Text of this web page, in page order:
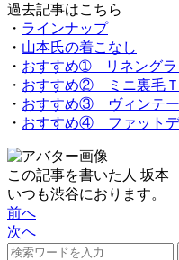
過去記事はこちら
・ ラインナップ
・ 山本氏の着こなし
・ おすすめ➀ リネングラ
・ おすすめ② ミニ裏毛Ｔ
・ おすすめ③ ヴィンテー
・ おすすめ④ ファットデ
この記事を書いた人 坂本
いつも渋谷におります。
前へ
次へ